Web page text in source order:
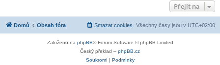
Přejít na
Domů Obsah fóra Všechny časy jsou v UTC+02:00
Smazat cookies
Založeno na phpBB® Forum Software © phpBB Limited
Český překlad – phpBB.cz
Soukromí| Podmínky